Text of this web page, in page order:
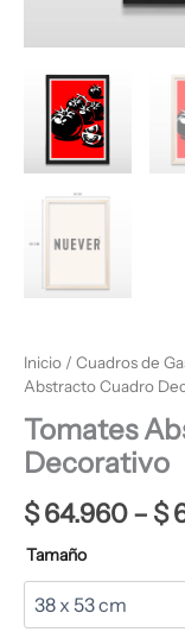
Inicio / Cuadros de
Abstracto Cuadro
Tomates
Decorativo
$64.960– $
Tamaño